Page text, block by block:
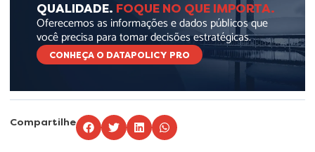
QUALIDADE. FOQUE NO QUE IMPORTA.
Oferecemos as informações e dados públicos que
você precisa para tomar decisões estratégicas.
CONHEÇA O DATAPOLICY PRO
Compartilhe